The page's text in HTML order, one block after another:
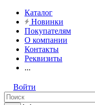
Каталог
Новинки
Покупателям
О компании
Контакты
Реквизиты
...
Войти